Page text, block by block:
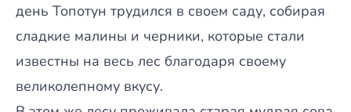
день Топотун трудился в своем саду, собирая
сладкие малины и черники, которые стали
известны на весь лес благодаря своему
великолепному вкусу.